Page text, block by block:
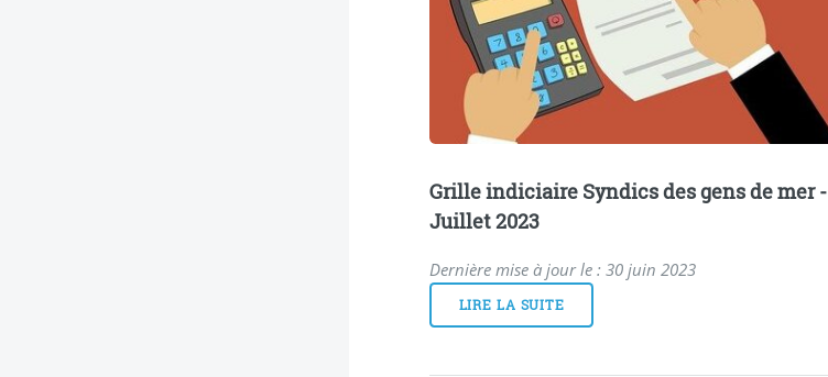
Grille indiciaire Syndics des gens de mer -
Juillet 2023
Dernière mise à jour le : 30 juin 2023
LIRE LA SUITE